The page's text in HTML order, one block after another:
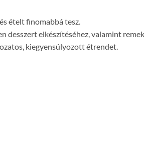
ételt finomabbá tesz.
desszert elkészítéséhez, valamint
kiegyensúlyozott étrendet.